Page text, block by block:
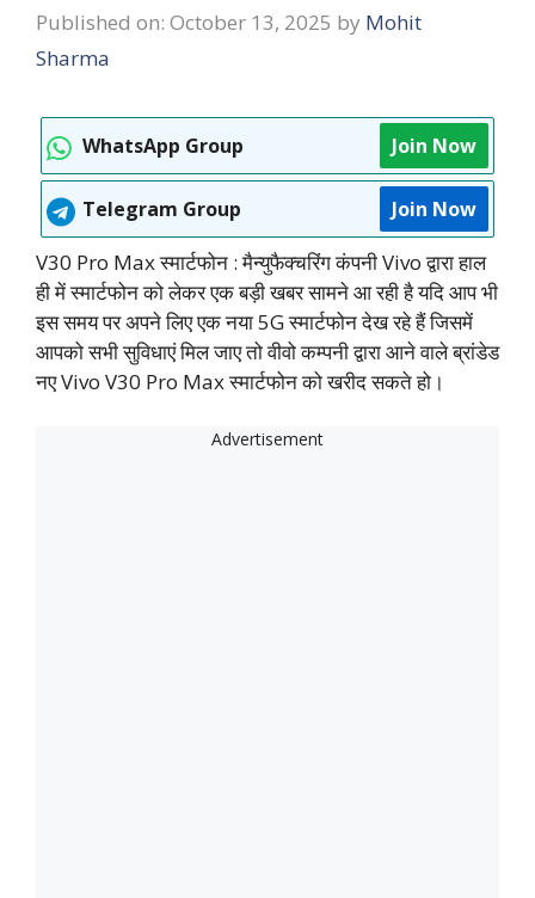
Published on: October 13, 2025 by Mohit
Sharma
WhatsApp Group Join Now
Telegram Group Join Now
V30 Pro Max स्मार्टफोन : मैन्युफैक्चरिंग कंपनी Vivo द्वारा हाल
ही में स्मार्टफोन को लेकर एक बड़ी खबर सामने आ रही है यदि आप भी
इस समय पर अपने लिए एक नया 5G स्मार्टफोन देख रहे हैं जिसमें
आपको सभी सुविधाएं मिल जाए तो वीवो कम्पनी द्वारा आने वाले ब्रांडेड
नए Vivo V30 Pro Max स्मार्टफोन को खरीद सकते हो।